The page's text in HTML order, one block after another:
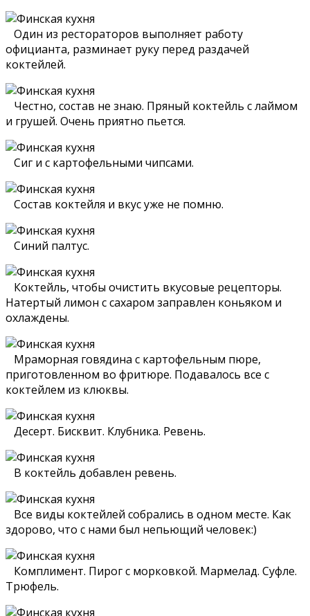
Один из рестораторов выполняет работу
официанта, разминает руку перед раздачей
коктейлей.
Честно, состав не знаю. Пряный коктейль с лаймом
и грушей. Очень приятно пьется.
Сиг и с картофельными чипсами.
Состав коктейля и вкус уже не помню.
Синий палтус.
Коктейль, чтобы очистить вкусовые рецепторы.
Натертый лимон с сахаром заправлен коньяком и
охлаждены.
Мраморная говядина с картофельным пюре,
приготовленном во фритюре. Подавалось все с
коктейлем из клюквы.
Десерт. Бисквит. Клубника. Ревень.
В коктейль добавлен ревень.
Все виды коктейлей собрались в одном месте. Как
здорово, что с нами был непьющий человек:)
Комплимент. Пирог с морковкой. Мармелад. Суфле.
Трюфель.